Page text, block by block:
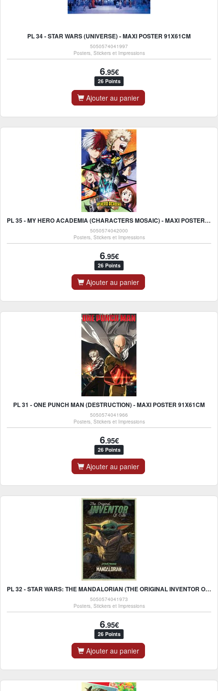
PL 34 - STAR WARS (UNIVERSE) - MAXI POSTER 91X61CM
5050574041997
Posters, Stickers et Impressions
6.95€
26 Points
Ajouter au panier
PL 35 - MY HERO ACADEMIA (CHARACTERS MOSAIC) - MAXI POSTER 91X61CM
5050574042000
Posters, Stickers et Impressions
6.95€
26 Points
Ajouter au panier
PL 31 - ONE PUNCH MAN (DESTRUCTION) - MAXI POSTER 91X61CM
5050574041966
Posters, Stickers et Impressions
6.95€
26 Points
Ajouter au panier
PL 32 - STAR WARS: THE MANDALORIAN (THE ORIGINAL INVENTOR OF CUTE) - MAXI POSTER 91X61CM
5050574041973
Posters, Stickers et Impressions
6.95€
26 Points
Ajouter au panier